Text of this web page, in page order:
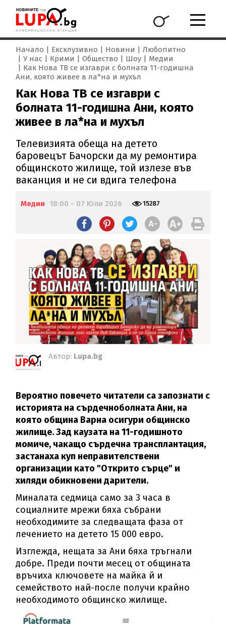
Начало Ексклузивно Новини
Любопитно
У нас
Крими Общество Шоу
Медии
Как Нова ТВ се изгаври с болната 11-годишна
Ани, която живее в ла*на и мухъл
Как Нова ТВ се изгаври с
болната 11-годишна Ани, която
живее в ла*на и мухъл
Телевизията обеща на детето
баровецът Бачорски да му ремонтира
общинското жилище, той излезе във
ваканция и не си вдига телефона
Медии 18:00 - 07 Юли 2026 15287
Автор: Lupa.bg
Вероятно повечето читатели са запознати с
историята на сърдечноболната Ани, на
която община Варна осигури общинско
жилище. Зад каузата на 11-годишното
момиче, чакащо сърдечна трансплантация,
застанаха куп неправителствени
организации като "Открито сърце" и
хиляди обикновени дарители.
Миналата седмица само за 3 часа в
социалните мрежи бяха събрани
необходимите за следващата фаза от
лечението на детето 15 000 евро.
Изглежда, нещата за Ани бяха тръгнали
добре. Преди почти месец от общината
връчиха ключовете на майка й и
семейството най-после получи крайно
необходимото общинско жилище.